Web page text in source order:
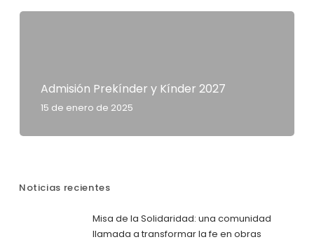
Admisión Prekínder y Kínder 2027
15 de enero de 2025
Noticias recientes
Misa de la Solidaridad: una comunidad
llamada a transformar la fe en obras